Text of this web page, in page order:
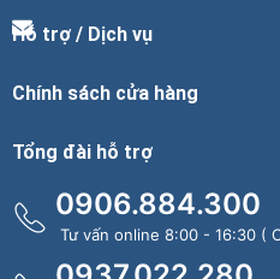
Hỗ trợ / Dịch vụ
Chính sách cửa hàng
Tổng đài hỗ trợ
0906.884.300
Tư vấn online 8:00 - 16:30 (